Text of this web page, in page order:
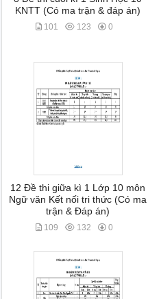
KNTT (Có ma trận & đáp án)
101 123 0
12 Đề thi giữa kì 1 Lớp 10 môn
Ngữ văn Kết nối tri thức (Có ma
trận & Đáp án)
109 132 0